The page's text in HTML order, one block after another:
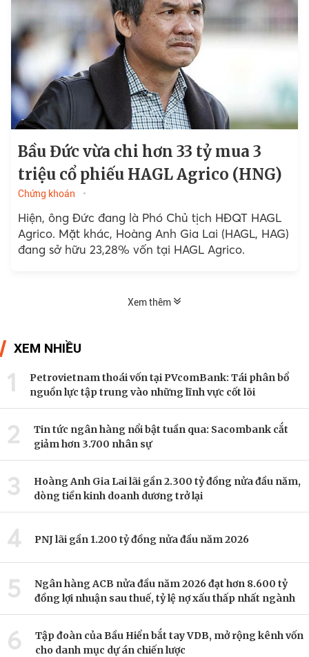
Bầu Đức vừa chi hơn 33 tỷ mua 3
triệu cổ phiếu HAGL Agrico (HNG)
Chứng khoán
Hiện, ông Đức đang là Phó Chủ tịch HĐQT HAGL
Agrico. Mặt khác, Hoàng Anh Gia Lai (HAGL, HAG)
đang sở hữu 23,28% vốn tại HAGL Agrico.
Xem thêm
XEM NHIỀU
1
Petrovietnam thoái vốn tại PVcomBank: Tái phân bổ
nguồn lực tập trung vào những lĩnh vực cốt lõi
2
Tin tức ngân hàng nổi bật tuần qua: Sacombank cắt
giảm hơn 3.700 nhân sự
3
Hoàng Anh Gia Lai lãi gần 2.300 tỷ đồng nửa đầu năm,
dòng tiền kinh doanh dương trở lại
4 PNJ lãi gần 1.200 tỷ đồng nửa đầu năm 2026
5
Ngân hàng ACB nửa đầu năm 2026 đạt hơn 8.600 tỷ
đồng lợi nhuận sau thuế, tỷ lệ nợ xấu thấp nhất ngành
6
Tập đoàn của Bầu Hiển bắt tay VDB, mở rộng kênh vốn
cho danh mục dự án chiến lược